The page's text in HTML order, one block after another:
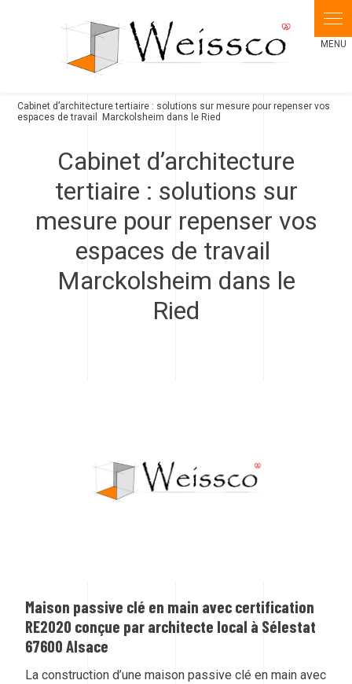
Cabinet d’architecture tertiaire : solutions sur mesure pour repenser vos
espaces de travail Marckolsheim dans le Ried
Cabinet d’architecture
tertiaire : solutions sur
mesure pour repenser vos
espaces de travail
Marckolsheim dans le
Ried
Maison passive clé en main avec certification
RE2020 conçue par architecte local à Sélestat
67600 Alsace
La construction d’une maison passive clé en main avec